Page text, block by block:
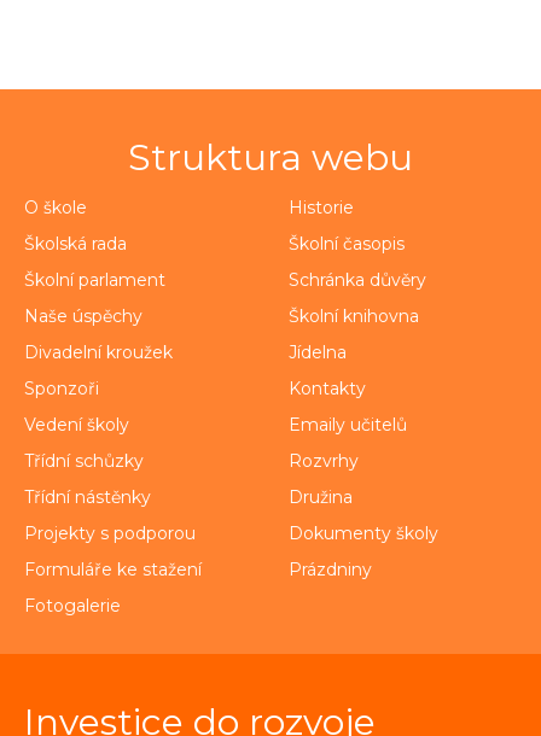
Struktura webu
O škole
Historie
Školská rada
Školní časopis
Školní parlament
Schránka důvěry
Naše úspěchy
Školní knihovna
Divadelní kroužek
Jídelna
Sponzoři
Kontakty
Vedení školy
Emaily učitelů
Třídní schůzky
Rozvrhy
Třídní nástěnky
Družina
Projekty s podporou
Dokumenty školy
Formuláře ke stažení
Prázdniny
Fotogalerie
Investice do rozvoje